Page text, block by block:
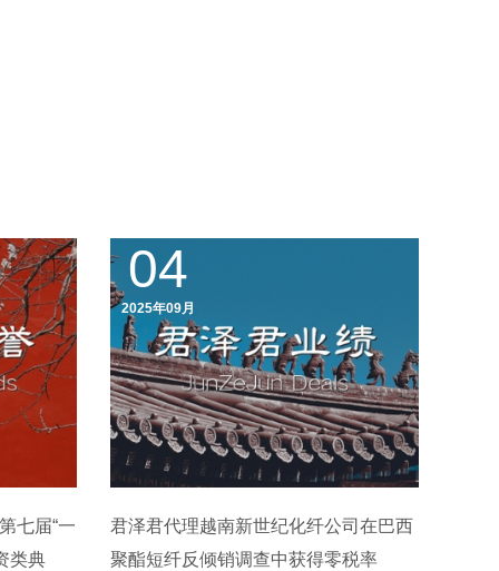
七届“一
类典
04
2025年09月
君泽君代理越南新世纪化纤公司在巴西
聚酯短纤反倾销调查中获得零税率